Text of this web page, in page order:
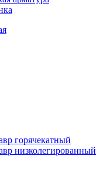
горячекатный
низколегированный